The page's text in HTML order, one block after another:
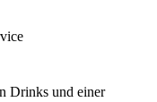
Drinks und einer